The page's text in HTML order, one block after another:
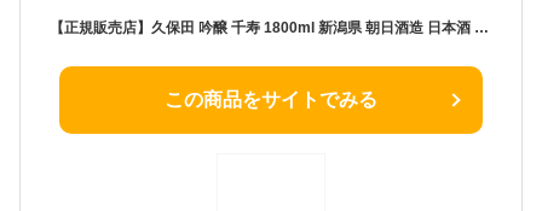
【正規販売店】久保田 吟醸 千寿 1800ml 新潟県 朝日酒造 日本酒 コンビニ受取対応商品 お酒 敬老の日 プレゼント
この商品をサイトでみる